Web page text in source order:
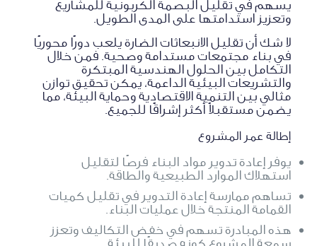
يسهم في تقليل البصمة الكربونية للمشاريع
وتعزيز استدامتها على المدى الطويل.
لا شك أن تقليل الانبعاثات الضارة يلعب دورًا محوريًا
في بناء مجتمعات مستدامة وصحية. فمن خلال
التكامل بين الحلول الهندسية المبتكرة
والتشريعات البيئية الداعمة، يمكن تحقيق توازن
مثالي بين التنمية الاقتصادية وحماية البيئة، مما
يضمن مستقبلاً أكثر إشراقًا للجميع.
إطالة عمر المشروع
يوفر إعادة تدوير مواد البناء فرصًا لتقليل
استهلاك الموارد الطبيعية والطاقة.
تساهم ممارسة إعادة التدوير في تقليل كميات
القمامة المنتجة خلال عمليات البناء.
هذه المبادرة تسهم في خفض التكاليف وتعزز